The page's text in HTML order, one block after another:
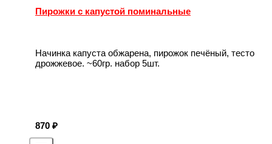
Пирожки с капустой поминальные
Начинка капуста обжарена, пирожок печёный, тесто
дрожжевое. ~60гр. набор 5шт.
870